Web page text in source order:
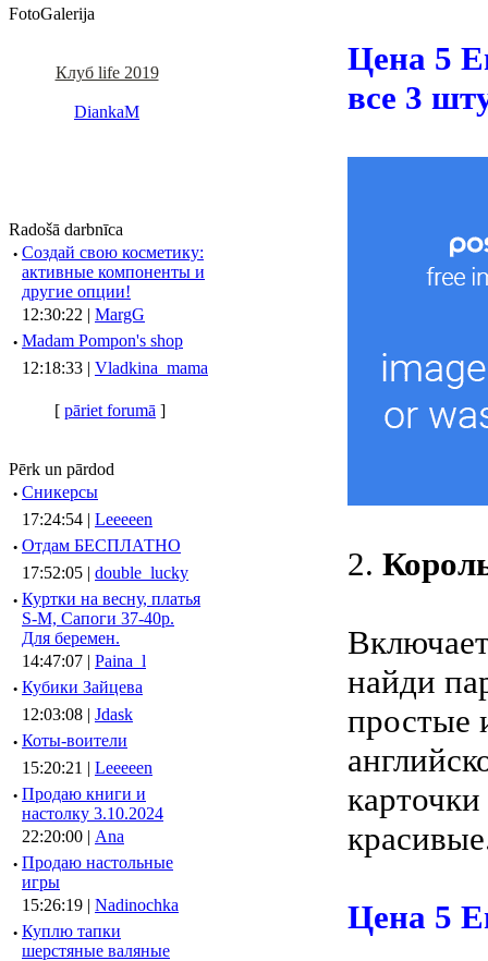
FotoGalerija
Клуб life 2019
DiankaM
Radošā darbnīca
· Создай свою косметику:
активные компоненты и
другие опции!
12:30:22 | MargG
· Madam Pompon's shop
12:18:33 | Vladkina_mama
[ pāriet forumā ]
Pērk un pārdod
· Сникерсы
17:24:54 | Leeeeen
· Отдам БЕСПЛАТНО
17:52:05 | double_lucky
· Куртки на весну, платья
S-M, Сапоги 37-40р.
Для беремен.
14:47:07 | Paina_l
· Кубики Зайцева
12:03:08 | Jdask
· Коты-воители
15:20:21 | Leeeeen
· Продаю книги и
настолку 3.10.2024
22:20:00 | Ana
· Продаю настольные
игры
15:26:19 | Nadinochka
· Куплю тапки
шерстяные валяные
Цена 5
все 3
2.
найди
простые
Цена 5